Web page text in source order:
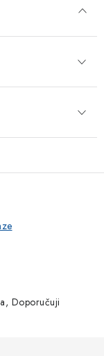
Doporučuji